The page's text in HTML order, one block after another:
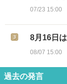
07/23 15:00
8月16日
08/07 15:00
過去の発言